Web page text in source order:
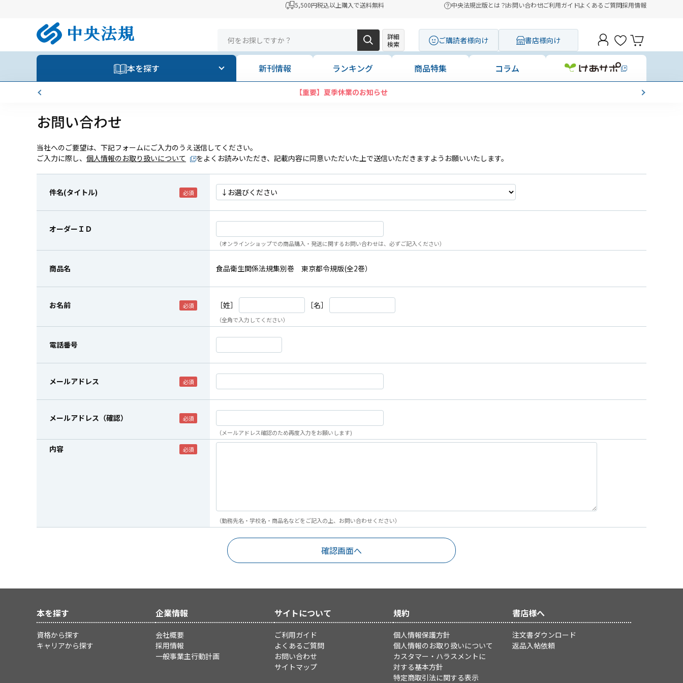
5,500円税込以上購入で送料無料 中央法規出版とは？お問い合わせご利用ガイドよくあるご質問採用情報
詳細
検索
ご購読者様向け 書店様向け
本を探す 新刊情報 ランキング 商品特集 コラム
【重要】夏季休業のお知らせ
お問い合わせ
当社へのご要望は、下記フォームにご入力のうえ送信してください。
ご入力に際し、 個人情報のお取り扱いについて をよくお読みいただき、記載内容に同意いただいた上で送信いただきますようお願いいたします。
件名(タイトル)
オーダーＩＤ
（オンラインショップでの商品購入・発送に関するお問い合わせは、必ずご記入ください）
商品名 食品衛生関係法規集別巻 東京都令規版(全2巻）
お名前 ［姓］ ［名］
（全角で入力してください）
電話番号
メールアドレス
メールアドレス（確認）
（メールアドレス確認のため再度入力をお願いします)
内容
（勤務先名・学校名・商品名などをご記入の上、お問い合わせください）
本を探す
資格から探す
キャリアから探す
企業情報
会社概要
採用情報
一般事業主行動計画
サイトについて
ご利用ガイド
よくあるご質問
お問い合わせ
サイトマップ
規約
個人情報保護方針
個人情報のお取り扱いについて
カスタマー・ハラスメントに
対する基本方針
特定商取引法に関する表示
書店様へ
注文書ダウンロード
返品入帖依頼